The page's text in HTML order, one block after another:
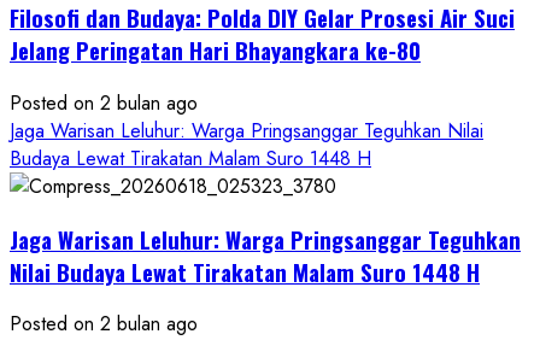
Filosofi dan Budaya: Polda DIY Gelar Prosesi Air Suci
Jelang Peringatan Hari Bhayangkara ke-80
Posted on 2 bulan ago
Jaga Warisan Leluhur: Warga Pringsanggar Teguhkan Nilai
Budaya Lewat Tirakatan Malam Suro 1448 H
Jaga Warisan Leluhur: Warga Pringsanggar Teguhkan
Nilai Budaya Lewat Tirakatan Malam Suro 1448 H
Posted on 2 bulan ago